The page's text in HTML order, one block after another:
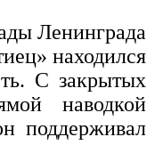
Ленинграда
находился
С закрытых
наводкой
поддерживал